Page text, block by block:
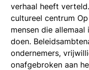
verhaal heeft
cultureel centrum
mensen die
doen.
ondernemers,
onafgebroken aan